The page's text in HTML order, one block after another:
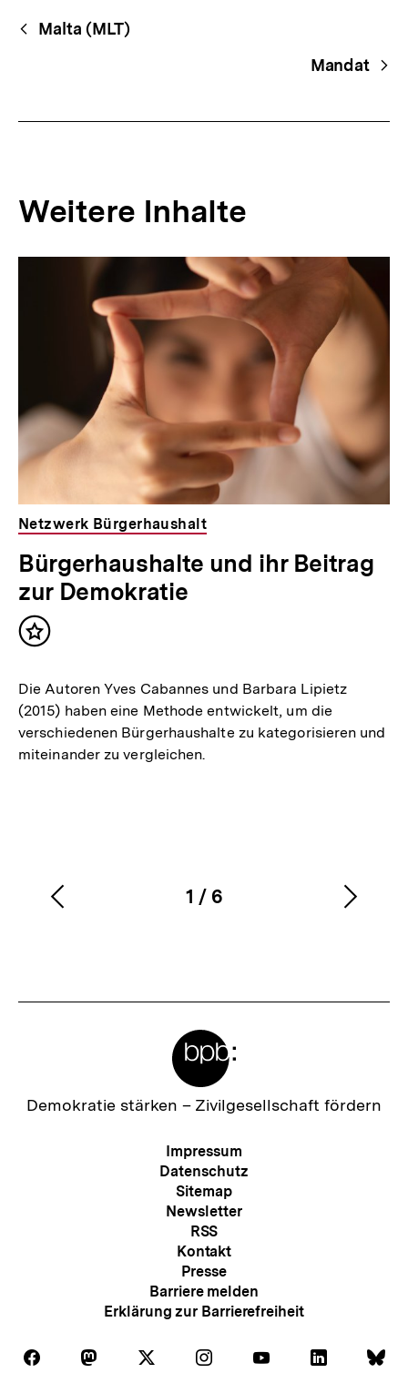
Begriffsnavigation
Content-
Navigation
Malta (MLT)
Mandat
Weitere Inhalte
Inhaltskarousell
Inhaltskarussell
Netzwerk Bürgerhaushalt
Bürgerhaushalte und ihr Beitrag
zur Demokratie
Inhalt
Die Autoren Yves Cabannes und Barbara Lipietz
(2015) haben eine Methode entwickelt, um die
verschiedenen Bürgerhaushalte zu kategorisieren und
miteinander zu vergleichen.
Karussellinhalt
1
von
/ 6
Vorherigen
Zur
Demokratie stärken – Zivilgesellschaft fördern
Meta-
Navigation
Impressum
Datenschutz
Sitemap
Newsletter
RSS
Kontakt
Presse
Barriere melden
Erklärung zur Barrierefreiheit
Folgen
Auf
Folgen Folgen Folgen
Auf
Folgen Folgen